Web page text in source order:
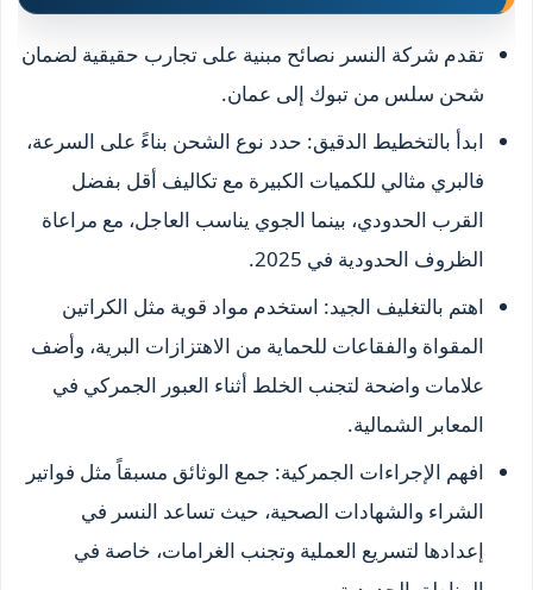
تقدم شركة النسر نصائح مبنية على تجارب حقيقية لضمان
شحن سلس من تبوك إلى عمان.
ابدأ بالتخطيط الدقيق: حدد نوع الشحن بناءً على السرعة،
فالبري مثالي للكميات الكبيرة مع تكاليف أقل بفضل
القرب الحدودي، بينما الجوي يناسب العاجل، مع مراعاة
الظروف الحدودية في 2025.
اهتم بالتغليف الجيد: استخدم مواد قوية مثل الكراتين
المقواة والفقاعات للحماية من الاهتزازات البرية، وأضف
علامات واضحة لتجنب الخلط أثناء العبور الجمركي في
المعابر الشمالية.
افهم الإجراءات الجمركية: جمع الوثائق مسبقاً مثل فواتير
الشراء والشهادات الصحية، حيث تساعد النسر في
إعدادها لتسريع العملية وتجنب الغرامات، خاصة في